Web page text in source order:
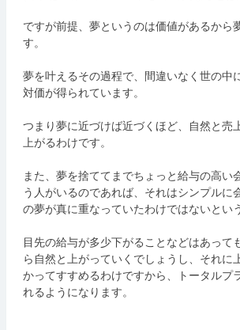
ですが前提、夢というのは価値があるから
す。
夢を叶えるその過程で、間違いなく世の中
対価が得られています。
つまり夢に近づけば近づくほど、自然と売
上がるわけです。
また、夢を捨ててまでちょっと給与の高い
う人がいるのであれば、それはシンプルに
の夢が真に重なっていたわけではないとい
目先の給与が多少下がることなどはあって
ら自然と上がっていくでしょうし、それに
かってすすめるわけですから、トータルプ
れるようになります。